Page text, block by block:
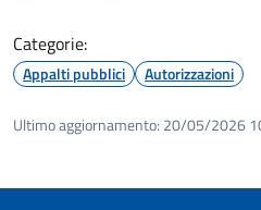
Categorie:
Appalti pubblici Autorizzazioni
Ultimo aggiornamento: 20/05/2026